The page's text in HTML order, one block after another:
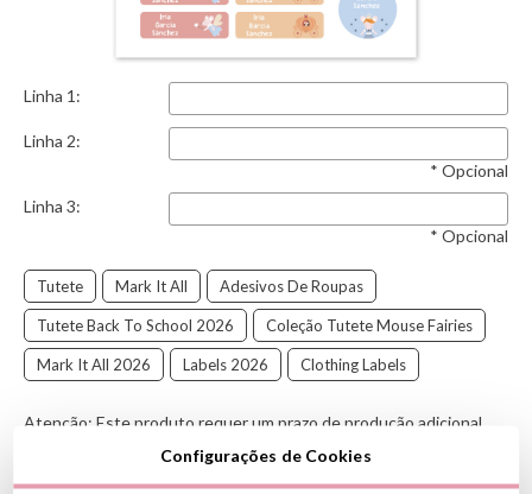
Linha 1:
Linha 2:
* Opcional
Linha 3:
* Opcional
Tutete Mark It All Adesivos De Roupas
Tutete Back To School 2026 Coleção Tutete Mouse Fairies
Mark It All 2026 Labels 2026 Clothing Labels
Atenção: Este produto requer um prazo de produção adicional.
Pacote prático com 25 etiquetas termocolantes personalizadas,
ideal para identificar a roupa da sua criança de forma rápida,
Configurações de Cookies